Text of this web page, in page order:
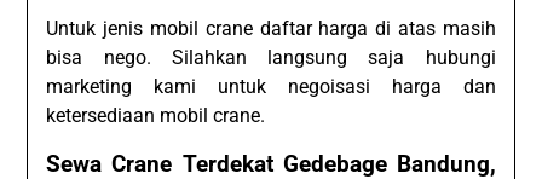
Untuk jenis mobil crane daftar harga di atas masih
bisa nego. Silahkan langsung saja hubungi
marketing kami untuk negoisasi harga dan
ketersediaan mobil crane.
Sewa Crane Terdekat Gedebage Bandung,